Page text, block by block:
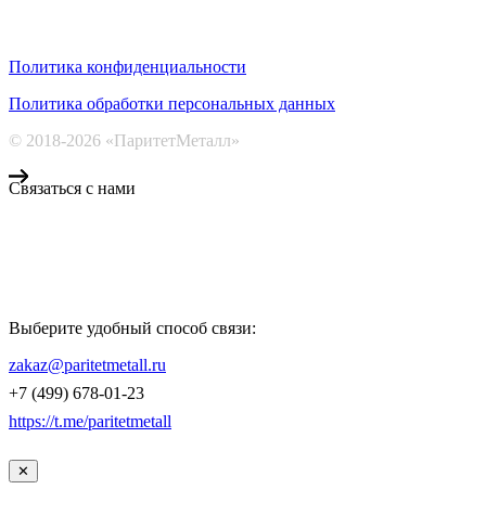
Политика конфиденциальности
Политика обработки персональных данных
© 2018-2026 «ПаритетМеталл»
Связаться с нами
Выберите удобный способ связи:
zakaz@paritetmetall.ru
+7 (499) 678-01-23
https://t.me/paritetmetall
✕